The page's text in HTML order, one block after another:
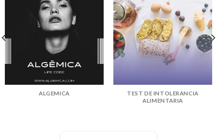
ALGEMICA
TEST DE INTOLERANCIA
ALIMENTARIA